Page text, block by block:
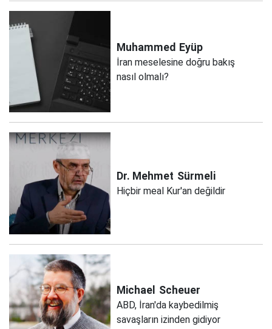
Muhammed Eyüp
İran meselesine doğru bakış
nasıl olmalı?
Dr. Mehmet Sürmeli
Hiçbir meal Kur'an değildir
Michael Scheuer
ABD, İran'da kaybedilmiş
savaşların izinden gidiyor